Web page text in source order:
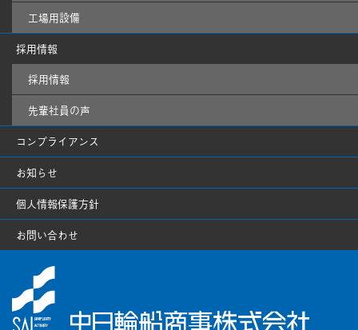
工場用設備
採用情報
採用情報
先輩社員の声
コンプライアンス
お知らせ
個人情報保護方針
お問い合わせ